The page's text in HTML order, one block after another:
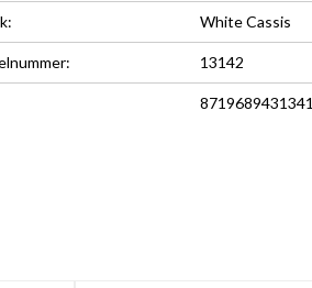
White Cassis
13142
8719689431341